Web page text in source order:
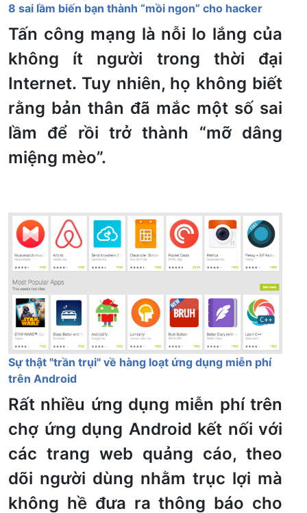
8 sai lầm biến bạn thành “mồi ngon” cho hacker
Tấn công mạng là nỗi lo lắng của
không ít người trong thời đại
Internet. Tuy nhiên, họ không biết
rằng bản thân đã mắc một số sai
lầm để rồi trở thành “mỡ dâng
miệng mèo”.
Sự thật "trần trụi" về hàng loạt ứng dụng miễn phí
trên Android
Rất nhiều ứng dụng miễn phí trên
chợ ứng dụng Android kết nối với
các trang web quảng cáo, theo
dõi người dùng nhằm trục lợi mà
không hề đưa ra thông báo cho